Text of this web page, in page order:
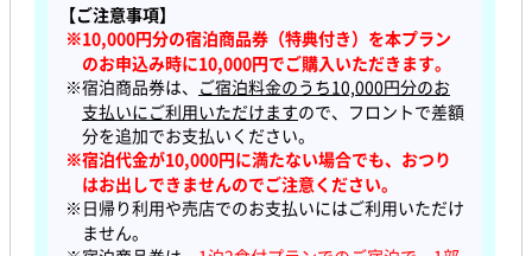
【ご注意事項】
※10,000円分の宿泊商品券（特典付き）を本プラン
のお申込み時に10,000円でご購入いただきます。
※宿泊商品券は、 ご宿泊料金のうち10,000円分のお
支払いにご利用いただけますので、フロントで差額
分を追加でお支払いください。
※宿泊代金が10,000円に満たない場合でも、おつり
はお出しできませんのでご注意ください。
※日帰り利用や売店でのお支払いにはご利用いただけ
ません。